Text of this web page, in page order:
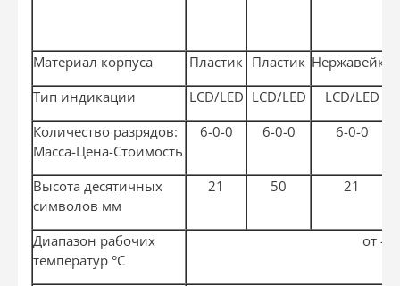
М­атериал корпуса Пластик Пластик Нержавейка
Тип индикации
LCD/LED LCD/LED LCD/LED
Количество разрядов:
Масса-Цена-Стоимость
6-0-0 6-0-0 6-0-0
Высота десятичных
символов мм
21 50 21
Диапазон рабочих
температур °С
от -